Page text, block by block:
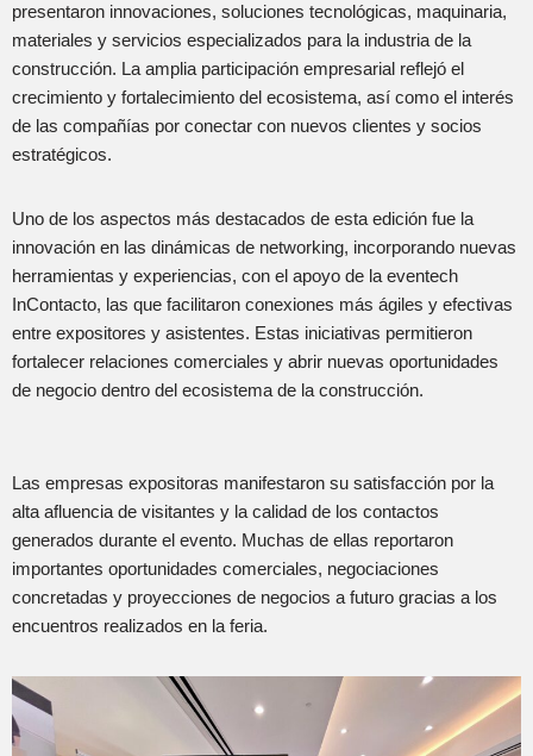
presentaron innovaciones, soluciones tecnológicas, maquinaria,
materiales y servicios especializados para la industria de la
construcción. La amplia participación empresarial reflejó el
crecimiento y fortalecimiento del ecosistema, así como el interés
de las compañías por conectar con nuevos clientes y socios
estratégicos.
Uno de los aspectos más destacados de esta edición fue la
innovación en las dinámicas de networking, incorporando nuevas
herramientas y experiencias, con el apoyo de la eventech
InContacto, las que facilitaron conexiones más ágiles y efectivas
entre expositores y asistentes. Estas iniciativas permitieron
fortalecer relaciones comerciales y abrir nuevas oportunidades
de negocio dentro del ecosistema de la construcción.
Las empresas expositoras manifestaron su satisfacción por la
alta afluencia de visitantes y la calidad de los contactos
generados durante el evento. Muchas de ellas reportaron
importantes oportunidades comerciales, negociaciones
concretadas y proyecciones de negocios a futuro gracias a los
encuentros realizados en la feria.